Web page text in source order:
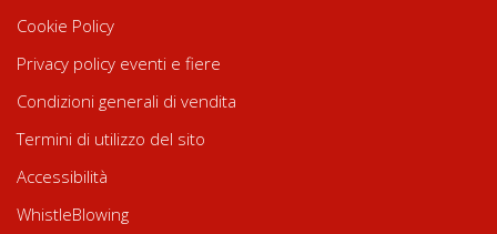
Cookie Policy
Privacy policy eventi e fiere
Condizioni generali di vendita
Termini di utilizzo del sito
Accessibilità
WhistleBlowing